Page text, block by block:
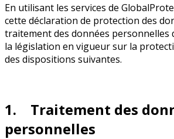
En utilisant les services de
cette déclaration de protection des
traitement des données personnelles
la législation en vigueur sur la
des dispositions suivantes.
1. Traitement des
personnelles